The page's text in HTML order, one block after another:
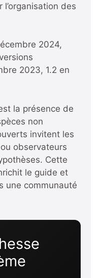
des
2024,
2023, 1.2 en
la présence de
non
invitent les
observateurs
Cette
le guide et
une communauté